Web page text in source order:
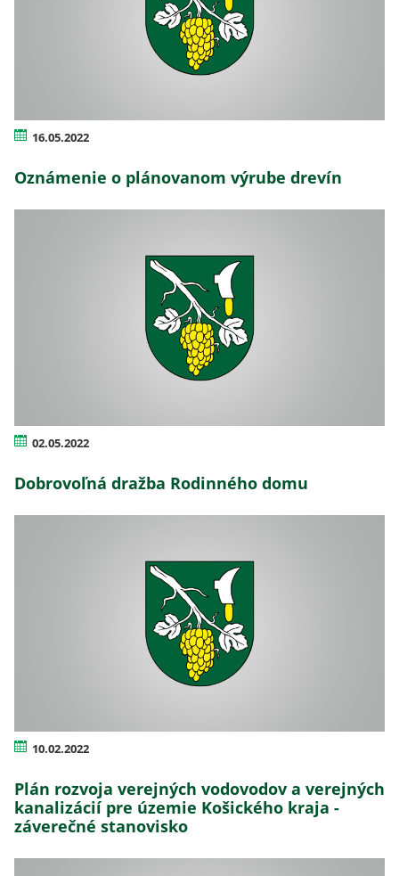
16.05.2022
Oznámenie o plánovanom výrube drevín
02.05.2022
Dobrovoľná dražba Rodinného domu
10.02.2022
Plán rozvoja verejných vodovodov a verejných
kanalizácií pre územie Košického kraja -
záverečné stanovisko